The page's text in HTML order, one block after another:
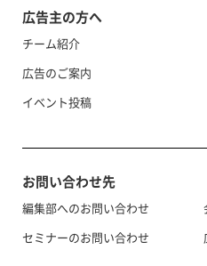
広告主の方へ
チーム紹介
広告のご案内
イベント投稿
お問い合わせ先
編集部へのお問い合わせ
セミナーのお問い合わせ